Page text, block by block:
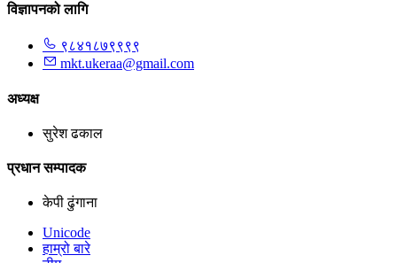
विज्ञापनको लागि
९८४१८७९९९९
mkt.ukeraa@gmail.com
अध्यक्ष
सुरेश ढकाल
प्रधान सम्पादक
केपी ढुंगाना
Unicode
हाम्रो बारे